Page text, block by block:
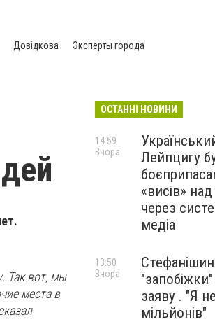
Довідкова Эксперты города
Так вот, мы
места в
ОСТАННІ НОВИНИ
Лейпцигу
«висів»
через
медіа
14:59
Вчора
заяву . "Я
мільйонів"
13:50
Вчора